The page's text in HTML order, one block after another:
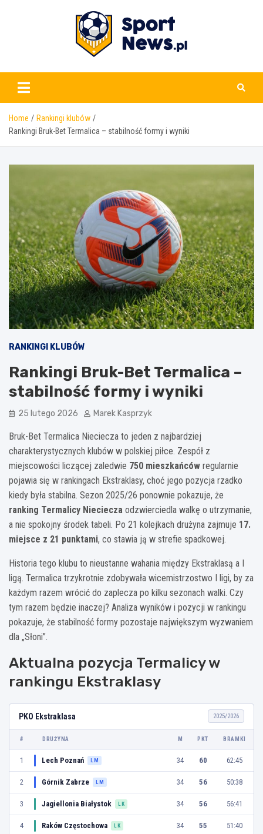
www.sportnews.pl
Home
Rankingi klubów
Rankingi Bruk-Bet Termalica – stabilność formy i wyniki
RANKINGI KLUBÓW
Rankingi Bruk-Bet Termalica –
stabilność formy i wyniki
25 lutego 2026 Marek Kasprzyk
Bruk-Bet Termalica Nieciecza to jeden z najbardziej
charakterystycznych klubów w polskiej piłce. Zespół z
miejscowości liczącej zaledwie 750 mieszkańców regularnie
pojawia się w rankingach Ekstraklasy, choć jego pozycja rzadko
kiedy była stabilna. Sezon 2025/26 ponownie pokazuje, że
ranking Termalicy Nieciecza odzwierciedla walkę o utrzymanie,
a nie spokojny środek tabeli. Po 21 kolejkach drużyna zajmuje 17.
miejsce z 21 punktami, co stawia ją w strefie spadkowej.
Historia tego klubu to nieustanne wahania między Ekstraklasą a I
ligą. Termalica trzykrotnie zdobywała wicemistrzostwo I ligi, by za
każdym razem wrócić do zaplecza po kilku sezonach walki. Czy
tym razem będzie inaczej? Analiza wyników i pozycji w rankingu
pokazuje, że stabilność formy pozostaje największym wyzwaniem
dla „Słoni”.
Aktualna pozycja Termalicy w
rankingu Ekstraklasy
PKO Ekstraklasa 2025/2026
# DRUŻYNA M PKT BRAMKI
1 Lech Poznań LM 34 60 62:45
2 Górnik Zabrze LM 34 56 50:38
3 Jagiellonia Białystok LK 34 56 56:41
4 Raków Częstochowa LK 34 55 51:40